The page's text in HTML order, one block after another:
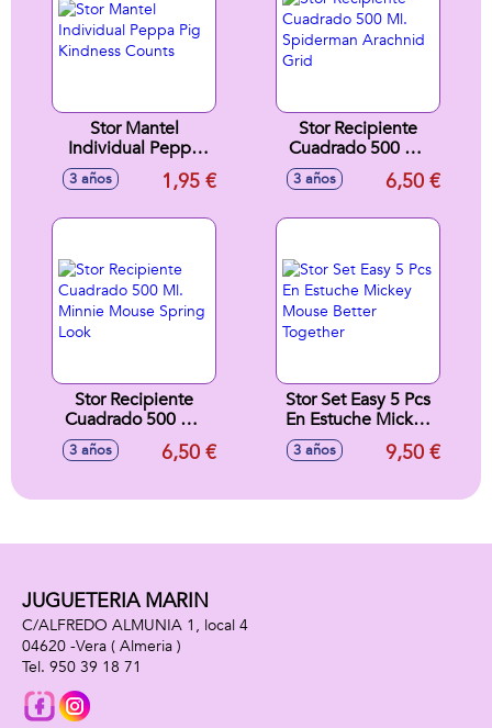
Stor Mantel
Individual Peppa
Pig Kindness
Counts
3 años 1,95 €
Stor Recipiente
Cuadrado 500 Ml.
Spiderman
Arachnid Grid
3 años 6,50 €
Stor Recipiente
Cuadrado 500 Ml.
Minnie Mouse
Spring Look
3 años 6,50 €
Stor Set Easy 5 Pcs
En Estuche Mickey
Mouse Better
Together
3 años 9,50 €
JUGUETERIA MARIN
C/ALFREDO ALMUNIA 1, local 4
04620 -Vera ( Almeria )
950 39 18 71